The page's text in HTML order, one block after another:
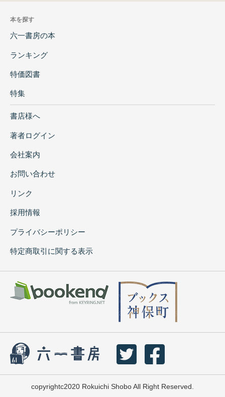
本を探す
六一書房の本
ランキング
特価図書
特集
書店様へ
著者ログイン
会社案内
お問い合わせ
リンク
採用情報
プライバシーポリシー
特定商取引に関する表示
copyrightc2020 Rokuichi Shobo All Right Reserved.